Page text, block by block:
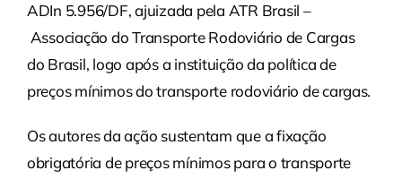
ADIn 5.956/DF, ajuizada pela ATR Brasil –
Associação do Transporte Rodoviário de Cargas
do Brasil, logo após a instituição da política de
preços mínimos do transporte rodoviário de cargas.
Os autores da ação sustentam que a fixação
obrigatória de preços mínimos para o transporte